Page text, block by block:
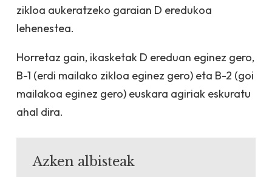
zikloa aukeratzeko garaian D eredukoa
lehenestea.
Horretaz gain, ikasketak D ereduan eginez gero,
B-1 (erdi mailako zikloa eginez gero) eta B-2 (goi
mailakoa eginez gero) euskara agiriak eskuratu
ahal dira.
Azken albisteak